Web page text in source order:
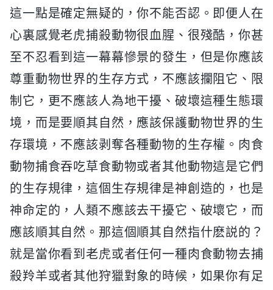
這一點是確定無疑的，你不能否認。即便人在
心裏感覺老虎捕殺動物很血腥、很殘酷，你甚
至不忍看到這一幕幕慘景的發生，但是你應該
尊重動物世界的生存方式，不應該攔阻它、限
制它，更不應該人為地干擾、破壞這種生態環
境，而是要順其自然，應該保護動物世界的生
存環境，不應該剥奪各種動物的生存權。肉食
動物捕食吞吃草食動物或者其他動物這是它們
的生存規律，這個生存規律是神創造的，也是
神命定的，人類不應該去干擾它、破壞它，而
應該順其自然。那這個順其自然指什麽説的？
就是當你看到老虎或者任何一種肉食動物去捕
殺羚羊或者其他狩獵對象的時候，如果你有足